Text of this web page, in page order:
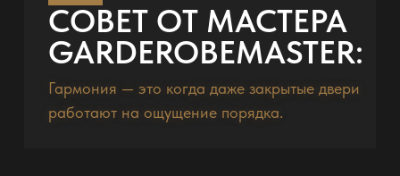
СОВЕТ ОТ МАСТЕРА
GARDEROBEMASTER:
Гармония — это когда даже закрытые двери
работают на ощущение порядка.